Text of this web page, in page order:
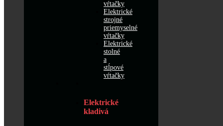
vŕtačky
Elektrické
strojné
priemyselné
vŕtačky
Elektrické
stolné
a
stĺpové
vŕtačky
Elektrické
kladivá